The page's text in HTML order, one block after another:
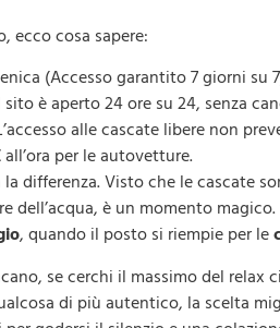
ecco cosa sapere:
(Accesso garantito 7 giorni su
è aperto 24 ore su 24, senza
alle cascate libere non
per le autovetture.
differenza. Visto che le cascate
dell’acqua, è un momento
, quando il posto si riempie per le
se cerchi il massimo del relax
di più autentico, la scelta